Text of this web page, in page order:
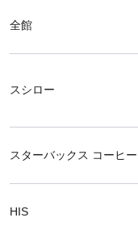
全館
スシロー
スターバックス コーヒー
HIS